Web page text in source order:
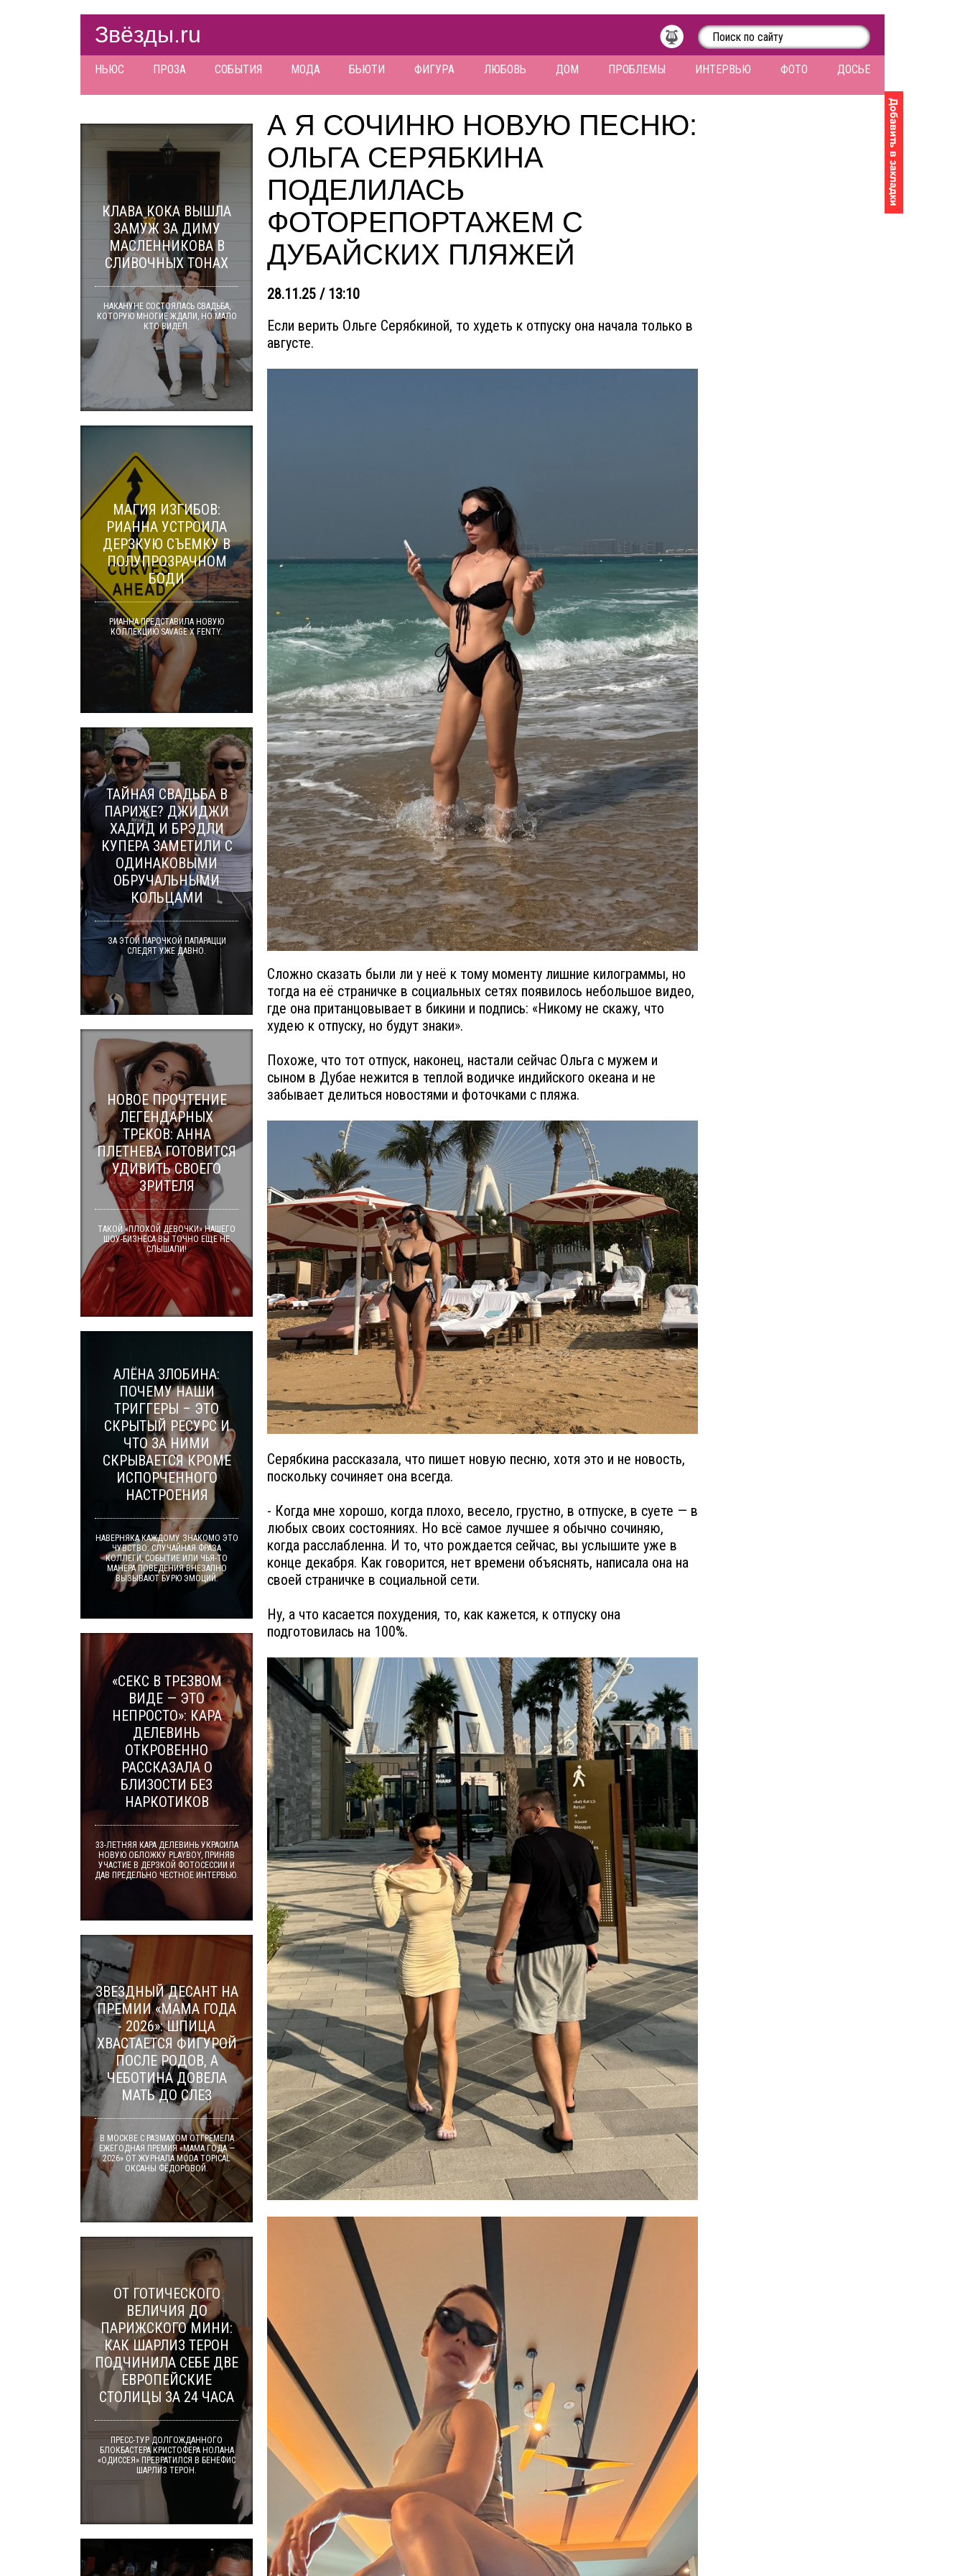
Звёзды.ru
НЬЮС ПРОЗА СОБЫТИЯ МОДА БЬЮТИ ФИГУРА ЛЮБОВЬ ДОМ ПРОБЛЕМЫ ИНТЕРВЬЮ ФОТО ДОСЬЕ
А Я СОЧИНЮ НОВУЮ ПЕСНЮ:
ОЛЬГА СЕРЯБКИНА
ПОДЕЛИЛАСЬ
ФОТОРЕПОРТАЖЕМ С
ДУБАЙСКИХ ПЛЯЖЕЙ
28.11.25 / 13:10
Если верить Ольге Серябкиной, то худеть к отпуску она начала только в
августе.
Сложно сказать были ли у неё к тому моменту лишние килограммы, но
тогда на её страничке в социальных сетях появилось небольшое видео,
где она пританцовывает в бикини и подпись: «Никому не скажу, что
худею к отпуску, но будут знаки».
Похоже, что тот отпуск, наконец, настали сейчас Ольга с мужем и
сыном в Дубае нежится в теплой водичке индийского океана и не
забывает делиться новостями и фоточками с пляжа.
Серябкина рассказала, что пишет новую песню, хотя это и не новость,
поскольку сочиняет она всегда.
- Когда мне хорошо, когда плохо, весело, грустно, в отпуске, в суете — в
любых своих состояниях. Но всё самое лучшее я обычно сочиняю,
когда расслабленна. И то, что рождается сейчас, вы услышите уже в
конце декабря. Как говорится, нет времени объяснять, написала она на
своей страничке в социальной сети.
Ну, а что касается похудения, то, как кажется, к отпуску она
подготовилась на 100%.
КЛАВА КОКА ВЫШЛА
ЗАМУЖ ЗА ДИМУ
МАСЛЕННИКОВА В
СЛИВОЧНЫХ ТОНАХ
НАКАНУНЕ СОСТОЯЛАСЬ СВАДЬБА,
КОТОРУЮ МНОГИЕ ЖДАЛИ, НО МАЛО
КТО ВИДЕЛ.
МАГИЯ ИЗГИБОВ:
РИАННА УСТРОИЛА
ДЕРЗКУЮ СЪЕМКУ В
ПОЛУПРОЗРАЧНОМ
БОДИ
РИАННА ПРЕДСТАВИЛА НОВУЮ
КОЛЛЕКЦИЮ SAVAGE X FENTY.
ТАЙНАЯ СВАДЬБА В
ПАРИЖЕ? ДЖИДЖИ
ХАДИД И БРЭДЛИ
КУПЕРА ЗАМЕТИЛИ С
ОДИНАКОВЫМИ
ОБРУЧАЛЬНЫМИ
КОЛЬЦАМИ
ЗА ЭТОЙ ПАРОЧКОЙ ПАПАРАЦЦИ
СЛЕДЯТ УЖЕ ДАВНО.
НОВОЕ ПРОЧТЕНИЕ
ЛЕГЕНДАРНЫХ
ТРЕКОВ: АННА
ПЛЕТНЕВА ГОТОВИТСЯ
УДИВИТЬ СВОЕГО
ЗРИТЕЛЯ
ТАКОЙ «ПЛОХОЙ ДЕВОЧКИ» НАШЕГО
ШОУ-БИЗНЕСА ВЫ ТОЧНО ЕЩЕ НЕ
СЛЫШАЛИ!
АЛЁНА ЗЛОБИНА:
ПОЧЕМУ НАШИ
ТРИГГЕРЫ – ЭТО
СКРЫТЫЙ РЕСУРС И
ЧТО ЗА НИМИ
СКРЫВАЕТСЯ КРОМЕ
ИСПОРЧЕННОГО
НАСТРОЕНИЯ
НАВЕРНЯКА КАЖДОМУ ЗНАКОМО ЭТО
ЧУВСТВО: СЛУЧАЙНАЯ ФРАЗА
КОЛЛЕГИ, СОБЫТИЕ ИЛИ ЧЬЯ-ТО
МАНЕРА ПОВЕДЕНИЯ ВНЕЗАПНО
ВЫЗЫВАЮТ БУРЮ ЭМОЦИЙ.
«СЕКС В ТРЕЗВОМ
ВИДЕ — ЭТО
НЕПРОСТО»: КАРА
ДЕЛЕВИНЬ
ОТКРОВЕННО
РАССКАЗАЛА О
БЛИЗОСТИ БЕЗ
НАРКОТИКОВ
33-ЛЕТНЯЯ КАРА ДЕЛЕВИНЬ УКРАСИЛА
НОВУЮ ОБЛОЖКУ PLAYBOY, ПРИНЯВ
УЧАСТИЕ В ДЕРЗКОЙ ФОТОСЕССИИ И
ДАВ ПРЕДЕЛЬНО ЧЕСТНОЕ ИНТЕРВЬЮ.
ЗВЕЗДНЫЙ ДЕСАНТ НА
ПРЕМИИ «МАМА ГОДА
- 2026»: ШПИЦА
ХВАСТАЕТСЯ ФИГУРОЙ
ПОСЛЕ РОДОВ, А
ЧЕБОТИНА ДОВЕЛА
МАТЬ ДО СЛЕЗ
В МОСКВЕ С РАЗМАХОМ ОТГРЕМЕЛА
ЕЖЕГОДНАЯ ПРЕМИЯ «МАМА ГОДА —
2026» ОТ ЖУРНАЛА MODA TOPICAL
ОКСАНЫ ФЁДОРОВОЙ.
ОТ ГОТИЧЕСКОГО
ВЕЛИЧИЯ ДО
ПАРИЖСКОГО МИНИ:
КАК ШАРЛИЗ ТЕРОН
ПОДЧИНИЛА СЕБЕ ДВЕ
ЕВРОПЕЙСКИЕ
СТОЛИЦЫ ЗА 24 ЧАСА
ПРЕСС-ТУР ДОЛГОЖДАННОГО
БЛОКБАСТЕРА КРИСТОФЕРА НОЛАНА
«ОДИССЕЯ» ПРЕВРАТИЛСЯ В БЕНЕФИС
ШАРЛИЗ ТЕРОН.